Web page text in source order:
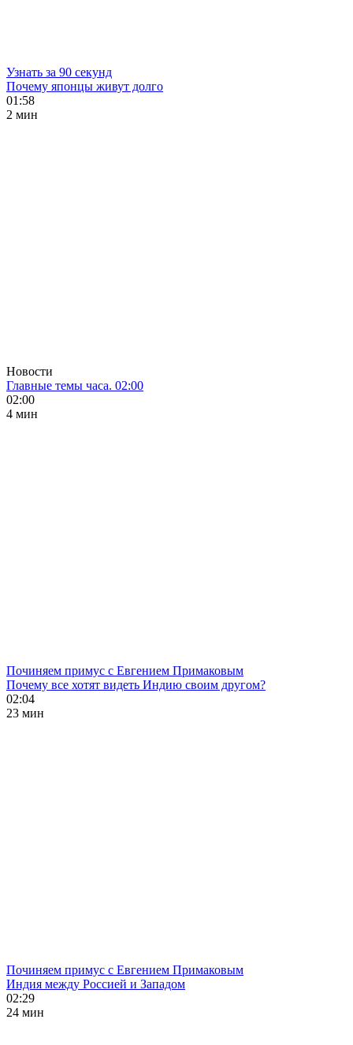
Узнать за 90 секунд
Почему японцы живут долго
01:58
2 мин
Новости
Главные темы часа. 02:00
02:00
4 мин
Починяем примус с Евгением Примаковым
Почему все хотят видеть Индию своим другом?
02:04
23 мин
Починяем примус с Евгением Примаковым
Индия между Россией и Западом
02:29
24 мин